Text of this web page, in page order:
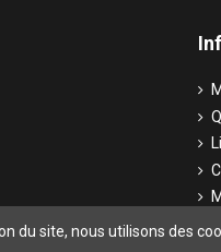
du site, nous utilisons des